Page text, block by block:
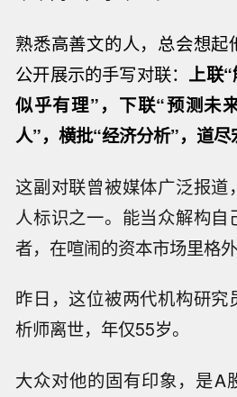
熟悉高善文的人，总会想起
公开展示的手写对联： 上联“
似乎有理”，下联“预测未
人”，横批“经济分析”，道尽
这副对联曾被媒体广泛报道
人标识之一。能当众解构自
者，在喧闹的资本市场里格外
昨日，这位被两代机构研究
析师离世，年仅55岁。
大众对他的固有印象，是A